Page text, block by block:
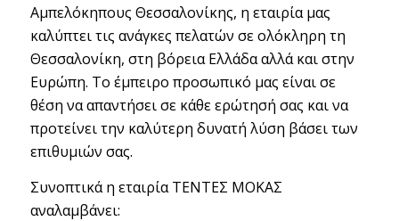
Αμπελόκηπους Θεσσαλονίκης, η εταιρία μας
καλύπτει τις ανάγκες πελατών σε ολόκληρη τη
Θεσσαλονίκη, στη βόρεια Ελλάδα αλλά και στην
Ευρώπη. Το έμπειρο προσωπικό μας είναι σε
θέση να απαντήσει σε κάθε ερώτησή σας και να
προτείνει την καλύτερη δυνατή λύση βάσει των
επιθυμιών σας.
Συνοπτικά η εταιρία ΤΕΝΤΕΣ ΜΟΚΑΣ
αναλαμβάνει: